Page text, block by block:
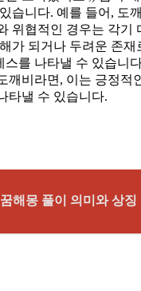
습니다. 예를 들어, 도
위협적인 경우는 각기
가 되거나 두려운 존재
스를 나타낼 수 있습니
깨비라면, 이는 긍정적
타낼 수 있습니다.
해몽 풀이 의미와 상징